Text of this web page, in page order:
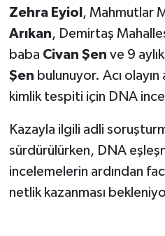
Zehra Eyiol , Mahmutlar
Arıkan, Demirtaş
baba Civan Şen ve 9
Şen bulunuyor. Acı
kimlik tespiti için DNA
Kazayla ilgili adli
sürdürülürken, DNA
incelemelerin ardından
netlik kazanması